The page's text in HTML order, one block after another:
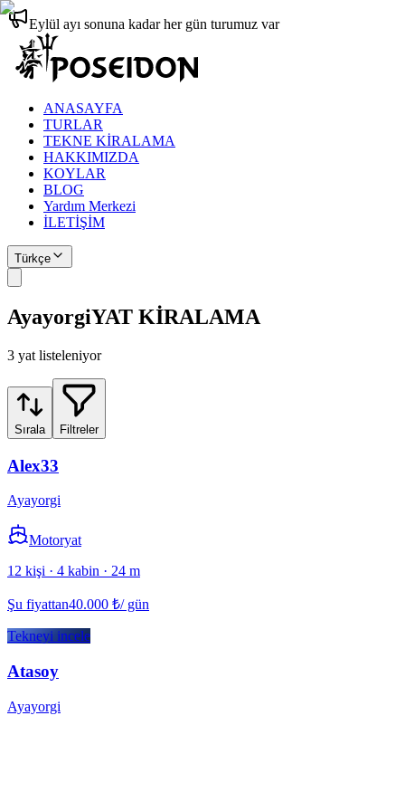
Eylül ayı sonuna kadar her gün turumuz var
ANASAYFA
TURLAR
TEKNE KİRALAMA
HAKKIMIZDA
KOYLAR
BLOG
Yardım Merkezi
İLETİŞİM
Türkçe
AyayorgiYAT KİRALAMA
3 yat listeleniyor
Sırala Filtreler
Alex33
Ayayorgi
Motoryat
12 kişi · 4 kabin · 24 m
Şu fiyattan40.000 ₺/ gün
Tekneyi incele
Atasoy
Ayayorgi